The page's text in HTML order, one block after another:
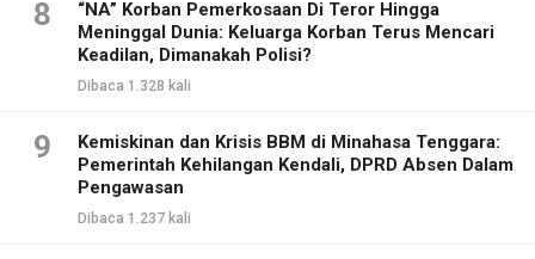
8
“NA” Korban Pemerkosaan Di Teror Hingga
Meninggal Dunia: Keluarga Korban Terus Mencari
Keadilan, Dimanakah Polisi?
Dibaca 1.328 kali
9
Kemiskinan dan Krisis BBM di Minahasa Tenggara:
Pemerintah Kehilangan Kendali, DPRD Absen Dalam
Pengawasan
Dibaca 1.237 kali